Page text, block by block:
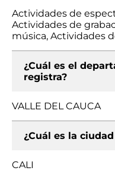
Actividades de
Actividades de
música, Actividades
¿Cuál es el
registra?
VALLE DEL CAUCA
¿Cuál es la
CALI